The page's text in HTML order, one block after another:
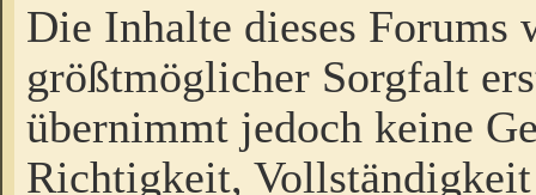
Die Inhalte dieses Forums
größtmöglicher Sorgfalt
übernimmt jedoch keine
Richtigkeit,